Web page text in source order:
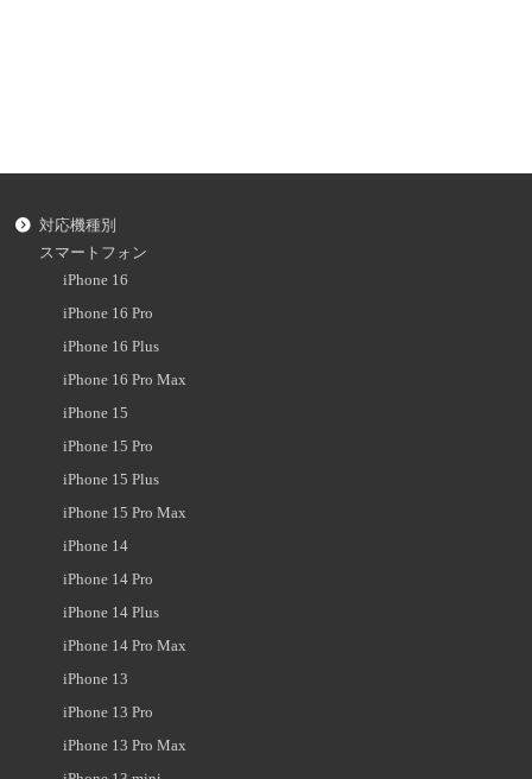
対応機種別
スマートフォン
iPhone 16
iPhone 16 Pro
iPhone 16 Plus
iPhone 16 Pro Max
iPhone 15
iPhone 15 Pro
iPhone 15 Plus
iPhone 15 Pro Max
iPhone 14
iPhone 14 Pro
iPhone 14 Plus
iPhone 14 Pro Max
iPhone 13
iPhone 13 Pro
iPhone 13 Pro Max